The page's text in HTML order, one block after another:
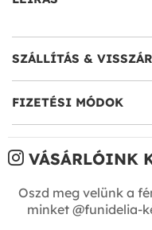
SZÁLLÍTÁS &
FIZETÉSI MÓDOK
VÁSÁRLÓINK
Oszd meg velünk a
minket @funidelia-